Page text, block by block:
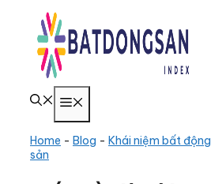
Chuyển
Home - Blog - Khái niệm bất động
sản